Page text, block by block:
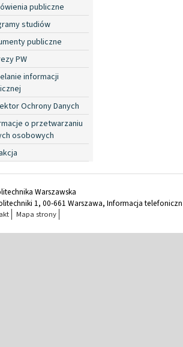
publiczne
studiów
publiczne
PW
informacji
Ochrony Danych
o przetwarzaniu
osobowych
Warszawska
1, 00-661 Warszawa, Informacja
Mapa strony